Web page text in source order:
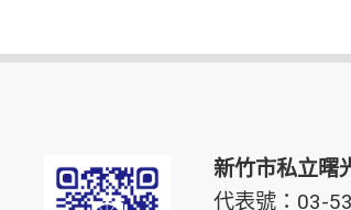
新竹市私立曙
代表號：03-